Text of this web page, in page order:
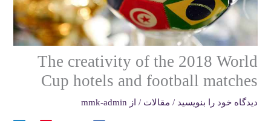
The creativity of the 2018 World
Cup hotels and football matches
دیدگاه‌ خود را بنویسید / مقالات / از mmk-admin